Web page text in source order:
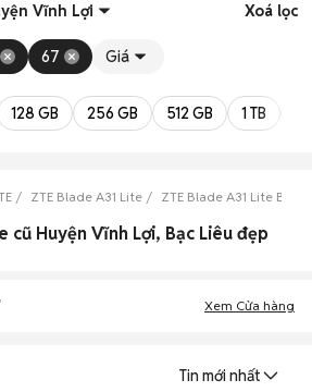
Vĩnh Lợi Xoá lọc
67 Giá
128 GB 256 GB 512 GB 1 TB
ZTE Blade A31 Lite ZTE Blade A31 Lite Bạc
cũ Huyện Vĩnh Lợi, Bạc Liêu đẹp
Xem Cửa hàng
Tin mới nhất